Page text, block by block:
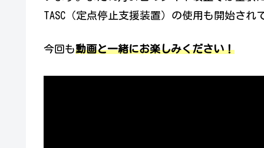
TASC（定点停止支援装置）の使用も開始され
今回も動画と一緒にお楽しみください！